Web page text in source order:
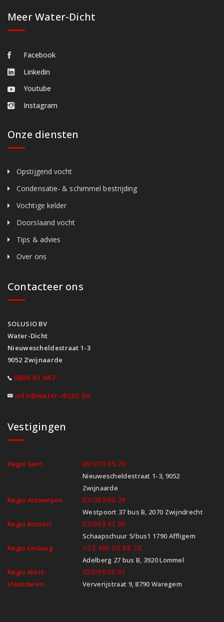
Meer Water-Dicht
Facebook
Linkedin
Youtube
Instagram
Onze diensten
Opstijgend vocht
Condensatie- & schimmel bestrijding
Vochtige kelder
Doorslaand vocht
Tips & advies
Over ons
Contacteer ons
SOLUSIO BV
Water-Dicht
Nieuwescheldestraat 1-3
9052 Zwijnaarde
0800 61 667
info@water-dicht.be
Vestigingen
Regio Gent 09/279.95.70
Nieuwescheldestraat 1-3, 9052
Zwijnaarde
Regio Antwerpen
03/369.60.29
Westpoort 37 bus B, 2070 Zwijndrecht
Regio Brussel
02/669.91.90
Schaapschuur 5/bus1 1790 Affligem
Regio Limburg
+32 496 50 88 20
Adelberg 27 bus B, 3920 Lommel
Regio West-
Vlaanderen
050/96.00.91
Ververijstraat 9, 8790 Waregem